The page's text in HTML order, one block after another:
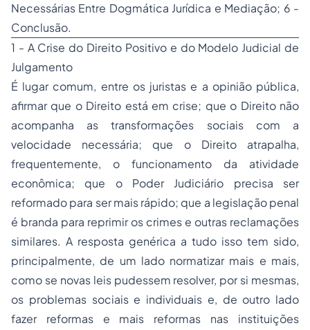
Necessárias Entre Dogmática Jurídica e Mediação; 6 -
Conclusão.
1 - A Crise do Direito Positivo e do Modelo Judicial de
Julgamento
É lugar comum, entre os juristas e a opinião pública,
afirmar que o Direito está em crise; que o Direito não
acompanha as transformações sociais com a
velocidade necessária; que o Direito atrapalha,
frequentemente, o funcionamento da atividade
econômica; que o Poder Judiciário precisa ser
reformado para ser mais rápido; que a legislação penal
é branda para reprimir os crimes e outras reclamações
similares. A resposta genérica a tudo isso tem sido,
principalmente, de um lado normatizar mais e mais,
como se novas leis pudessem resolver, por si mesmas,
os problemas sociais e individuais e, de outro lado
fazer reformas e mais reformas nas instituições